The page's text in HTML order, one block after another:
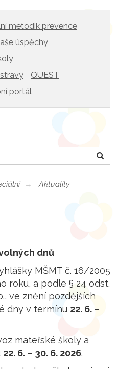
metodik prevence
úspěchy
QUEST
portál
Hledat
Aktuality
dnů
MŠMT č. 16/2005
roku, a podle § 24 odst.
ve znění pozdějších
dny v termínu 22. 6. –
mateřské školy a
22. 6. – 30. 6. 2026.